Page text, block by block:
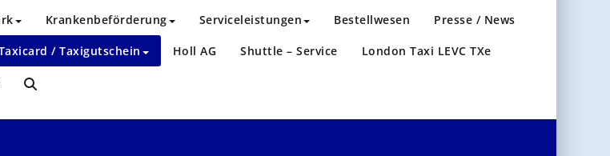
Krankenbeförderung Serviceleistungen Bestellwesen Presse / News
/ Taxigutschein Holl AG Shuttle – Service London Taxi LEVC TXe